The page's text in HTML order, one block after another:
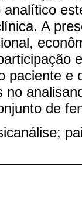
A
paciente e
no
de